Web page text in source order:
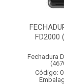
FD2000
Fechadura
Código: